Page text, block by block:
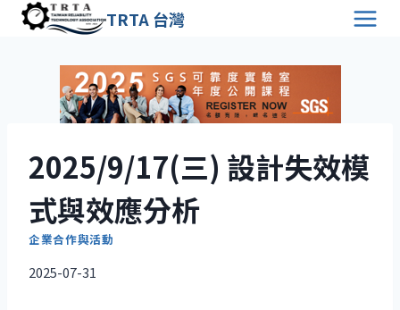
Skip
TRTA 台灣
2025/9/17(三) 設計失效模
式與效應分析
企業合作與活動
2025-07-31